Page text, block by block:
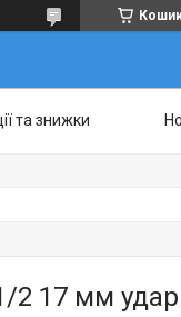
та знижки
2 17 мм